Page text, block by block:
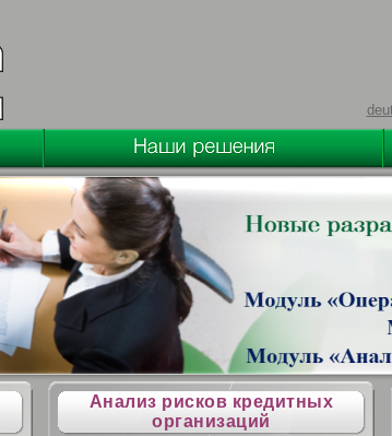
Анализ рисков кредитных
организаций